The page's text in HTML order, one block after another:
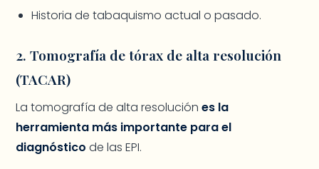
Historia de tabaquismo actual o pasado.
2. Tomografía de tórax de alta resolución
(TACAR)
La tomografía de alta resoluciónes la
herramienta más importante para el
diagnóstico de las EPI.